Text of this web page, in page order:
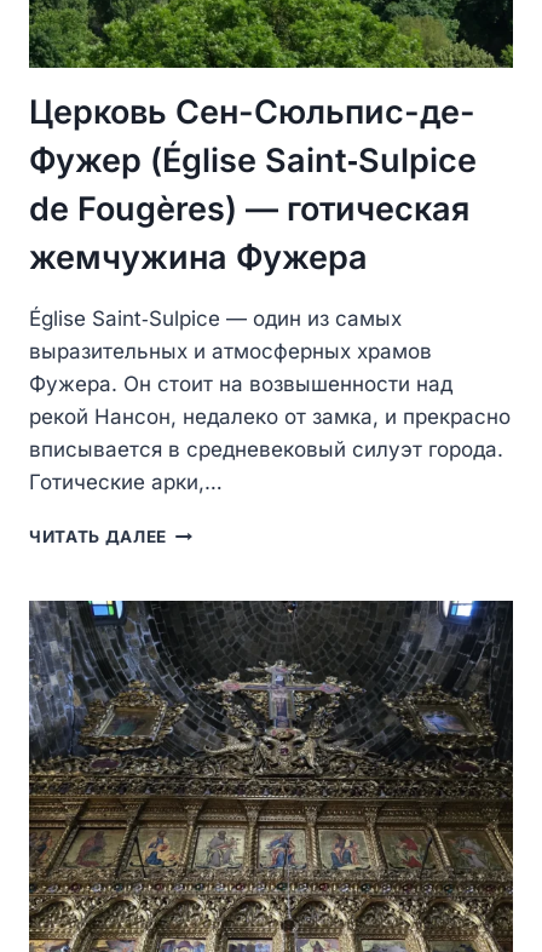
Церковь Сен-Сюльпис-де-
Фужер (Église Saint‑Sulpice
de Fougères) — готическая
жемчужина Фужера
Église Saint‑Sulpice — один из самых
выразительных и атмосферных храмов
Фужера. Он стоит на возвышенности над
рекой Нансон, недалеко от замка, и прекрасно
вписывается в средневековый силуэт города.
Готические арки,…
ЧИТАТЬ ДАЛЕЕ ЦЕРКОВЬ
ДЕ-
ФУЖЕР
(ÉGLISE
SAINT‑SULPICE
DE
FOUGÈRES)
—
ГОТИЧЕСКАЯ
ЖЕМЧУЖИНА
ФУЖЕРА